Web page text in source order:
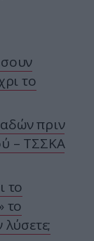
το
πριν
– ΤΣΣΚΑ
το
το